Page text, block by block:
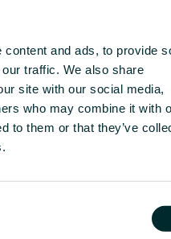
and ads, to provide
traffic. We also share
site with our social media,
who may combine it with
to them or that they’ve
ja me vastame